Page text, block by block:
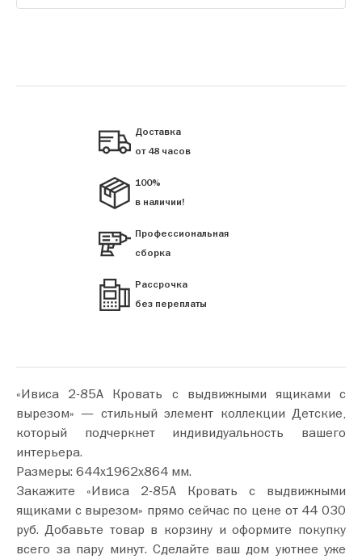
Доставка
от 48 часов
100%
в наличии!
Профессиональная
сборка
Рассрочка
без переплаты
«Ивиса 2-85А Кровать с выдвижными ящиками с
вырезом» — стильный элемент коллекции Детские,
который подчеркнет индивидуальность вашего
интерьера.
Размеры: 644х1962х864 мм.
Закажите «Ивиса 2-85А Кровать с выдвижными
ящиками с вырезом» прямо сейчас по цене от 44 030
руб. Добавьте товар в корзину и оформите покупку
всего за пару минут. Сделайте ваш дом уютнее уже